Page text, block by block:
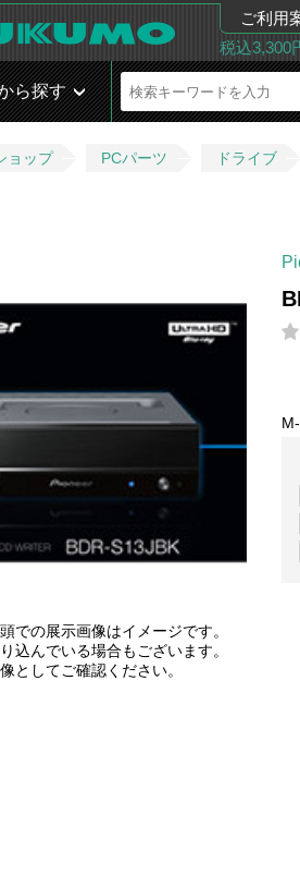
ご利用
税込3,300
ら探す
ョップ PCパーツ ドライブ
での展示画像はイメージです。
込んでいる場合もございます。
としてご確認ください。